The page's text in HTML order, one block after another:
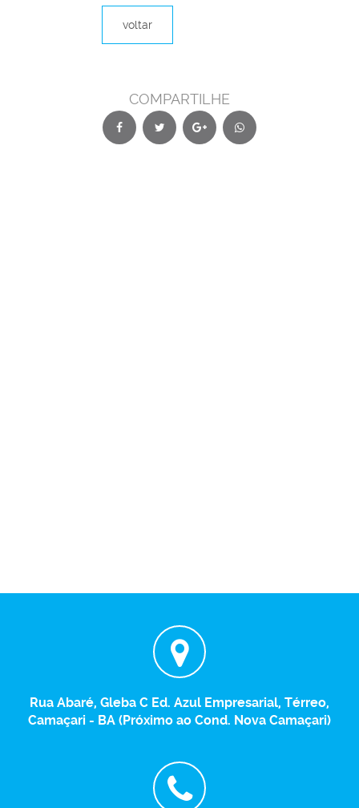
voltar
COMPARTILHE
Rua Abaré, Gleba C Ed. Azul Empresarial, Térreo,
Camaçari - BA (Próximo ao Cond. Nova Camaçari)